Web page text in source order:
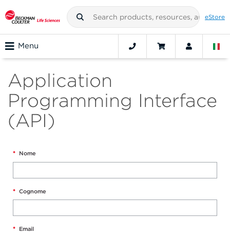
eStore
Menu
Application
Programming Interface
(API)
* Nome
* Cognome
* Email